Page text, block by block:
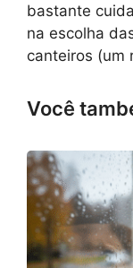
bastante
na escolha
canteiros (um
Você